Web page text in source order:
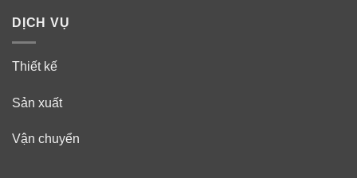
DỊCH VỤ
Thiết kế
Sản xuất
Vận chuyển